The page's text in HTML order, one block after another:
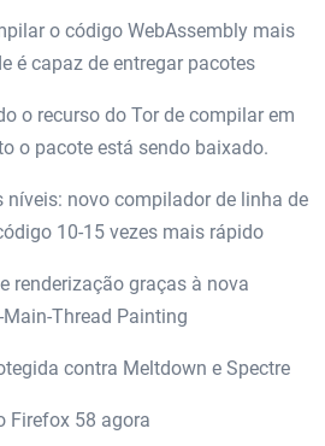
o código WebAssembly mais
é capaz de entregar pacotes
o recurso do Tor de compilar em
o pacote está sendo baixado.
níveis: novo compilador de linha de
10-15 vezes mais rápido
renderização graças à nova
Thread Painting
contra Meltdown e Spectre
Firefox 58 agora